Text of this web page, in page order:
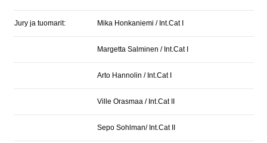
Jury ja tuomarit: Mika Honkaniemi / Int.Cat I
Margetta Salminen / Int.Cat I
Arto Hannolin / Int.Cat I
Ville Orasmaa / Int.Cat II
Sepo Sohlman/ Int.Cat II